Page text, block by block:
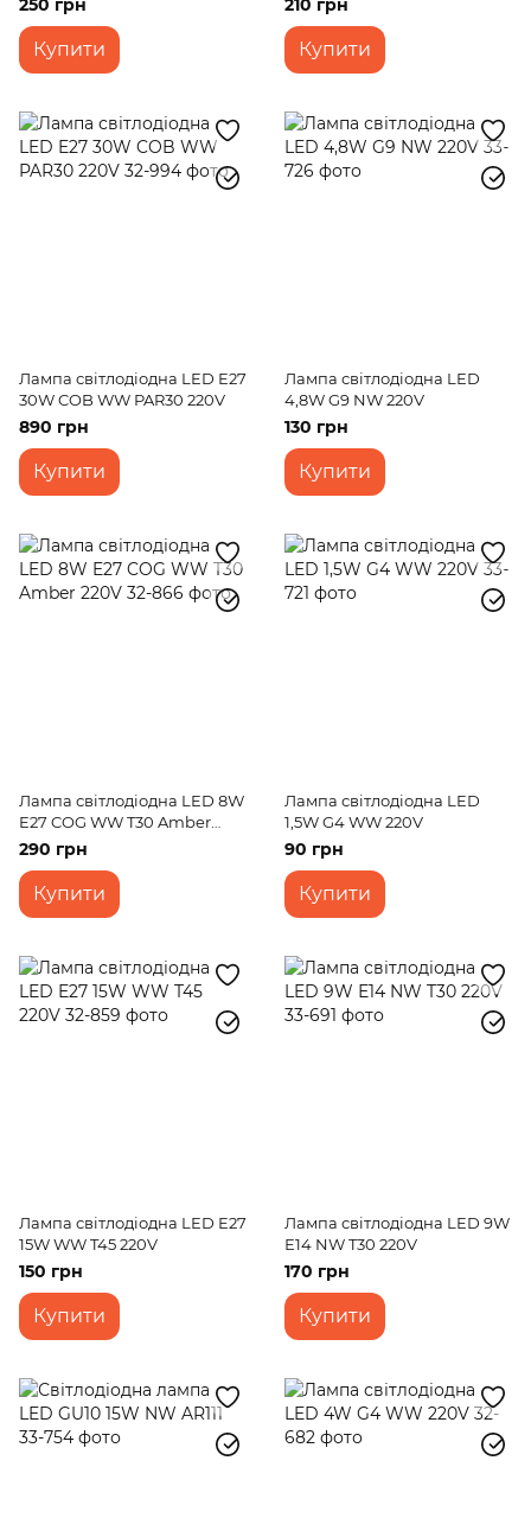
Spectrum = 9: 1) 220V
250 грн
Купити
210 грн
Купити
Лампа світлодіодна LED E27
30W COB WW PAR30 220V
890 грн
Купити
Лампа світлодіодна LED
4,8W G9 NW 220V
130 грн
Купити
Лампа світлодіодна LED 8W
E27 COG WW T30 Amber
220V
290 грн
Купити
Лампа світлодіодна LED
1,5W G4 WW 220V
90 грн
Купити
Лампа світлодіодна LED E27
15W WW T45 220V
150 грн
Купити
Лампа світлодіодна LED 9W
Е14 NW T30 220V
170 грн
Купити